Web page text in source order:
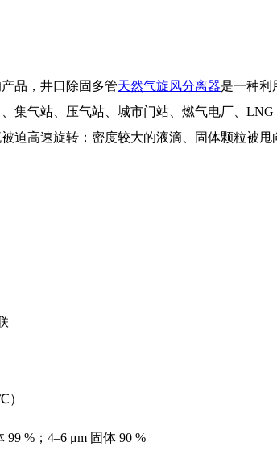
品，井口除固多管天然气旋风分离器是一种利
集气站、压气站、城市门站、燃气电厂、
迫高速旋转；密度较大的液滴、固体颗粒被
）
%；4–6 μm 固体 90 %